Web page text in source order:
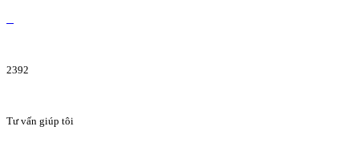
2392
Tư vấn giúp tôi